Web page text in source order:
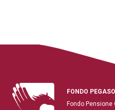
FONDO PEGASO
Fondo Pensione